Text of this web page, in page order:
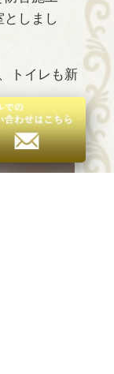
としまし
トイレも新